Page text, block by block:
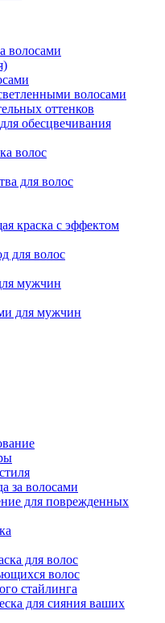
волосами
волосами
оттенков
обесцвечивания
волос
для волос
краска с эффектом
для волос
мужчин
для мужчин
за волосами
для поврежденных
для волос
волос
стайлинга
для сияния ваших